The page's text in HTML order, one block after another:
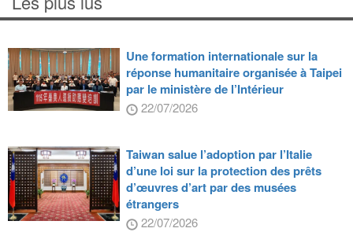
Une formation internationale sur la
réponse humanitaire organisée à Taipei
par le ministère de l’Intérieur
22/07/2026
Taiwan salue l’adoption par l’Italie
d’une loi sur la protection des prêts
d’œuvres d’art par des musées
étrangers
22/07/2026